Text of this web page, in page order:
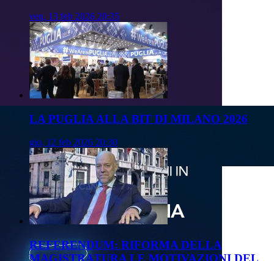
ven, 13 feb 2026 20:35
LA PUGLIA ALLA BIT DI MILANO 2026
gio, 12 feb 2026 20:30
REFERENDUM: RIFORMA DELLA
MAGISTRATURA LE MOTIVAZIONI DEL